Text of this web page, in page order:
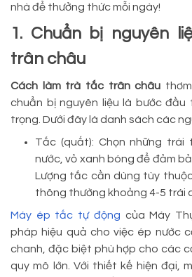
nhà để thưởng thức mỗi ngày!
1. Chuẩn bị nguyên
trân châu
Cách làm trà tắc trân châu
chuẩn bị nguyên liệu là bước
trọng. Dưới đây là danh sách các
Tắc (quất): Chọn những trái
nước, vỏ xanh bóng để đảm
Lượng tắc cần dùng tùy
thông thường khoảng 4-5 trái
Máy ép tắc tự động của Máy
pháp hiệu quả cho việc ép nước
chanh, đặc biệt phù hợp cho các
quy mô lớn. Với thiết kế hiện đại,